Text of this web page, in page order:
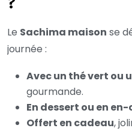
?
Le Sachima maison se
journée :
Avec un thé vert ou
gourmande.
En dessert ou en
Offert en cadeau,